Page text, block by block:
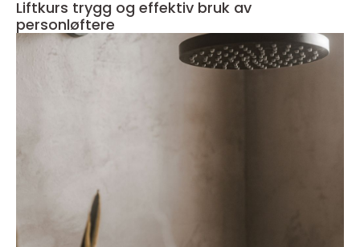
Liftkurs trygg og effektiv bruk av
personløftere